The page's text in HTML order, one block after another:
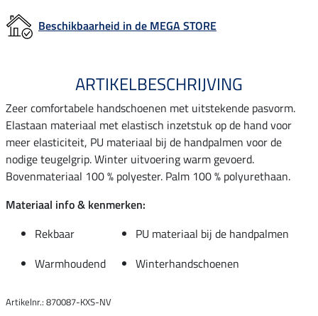
Beschikbaarheid in de MEGA STORE
ARTIKELBESCHRIJVING
Zeer comfortabele handschoenen met uitstekende pasvorm.
Elastaan materiaal met elastisch inzetstuk op de hand voor
meer elasticiteit, PU materiaal bij de handpalmen voor de
nodige teugelgrip. Winter uitvoering warm gevoerd.
Bovenmateriaal 100 % polyester. Palm 100 % polyurethaan.
Materiaal info & kenmerken:
Rekbaar
PU materiaal bij de handpalmen
Warmhoudend
Winterhandschoenen
Artikelnr.: 870087-KXS-NV